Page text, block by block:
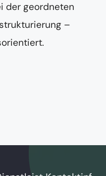
der geordneten
–